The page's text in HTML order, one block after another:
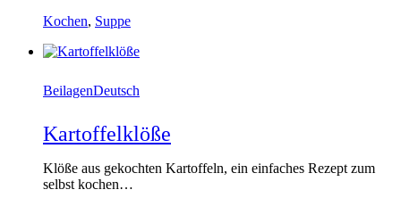
Kochen, Suppe
BeilagenDeutsch
Kartoffelklöße
Klöße aus gekochten Kartoffeln, ein einfaches Rezept zum
selbst kochen…